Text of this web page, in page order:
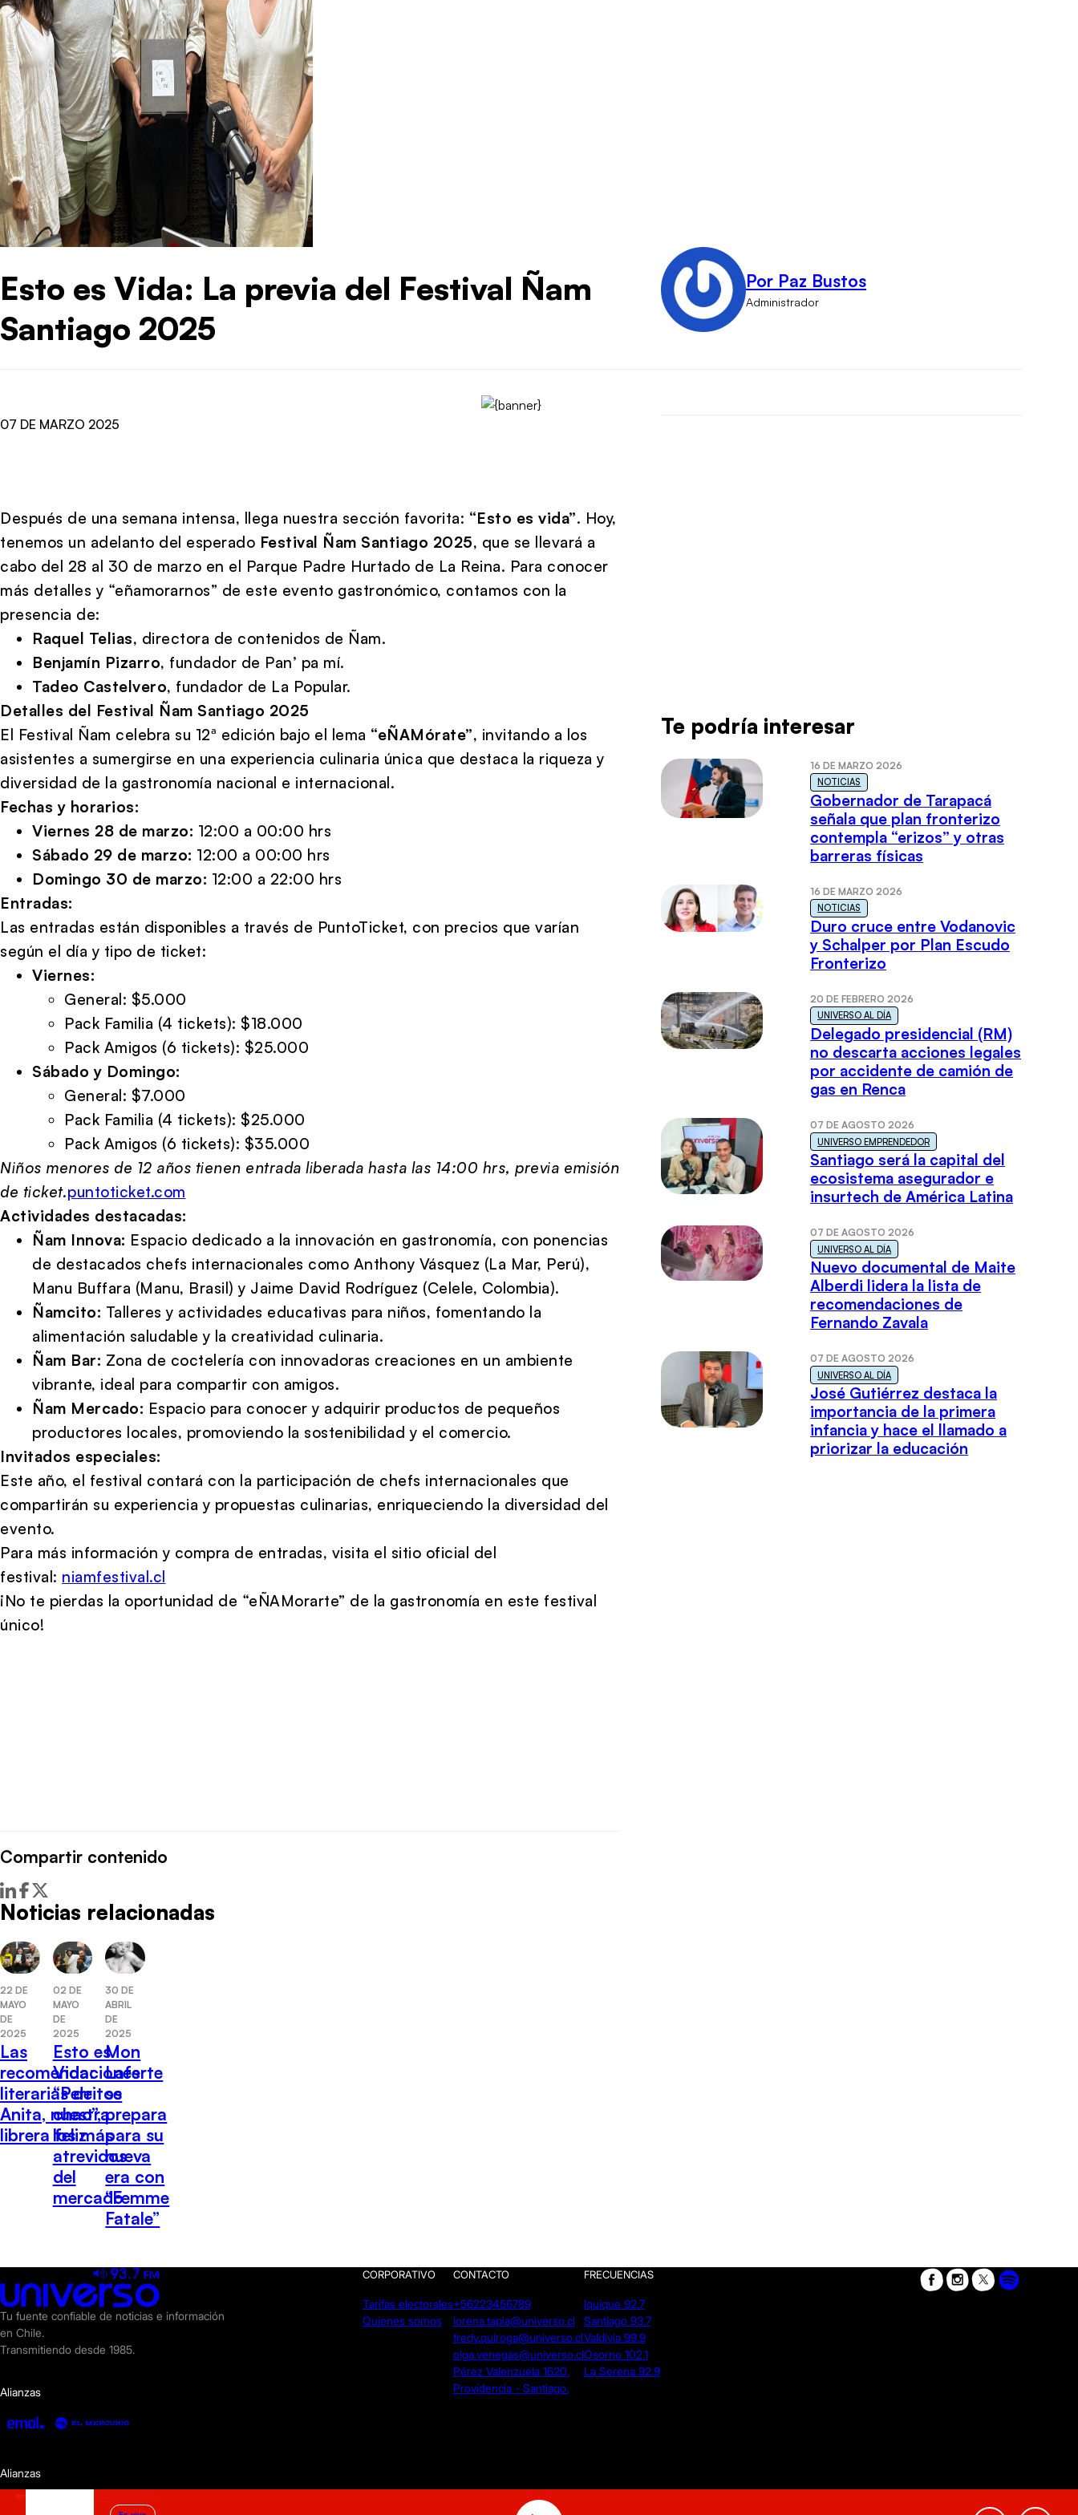
Esto es Vida: La previa del Festival Ñam
Santiago 2025
Por Paz Bustos
Administrador
07 DE MARZO 2025
Después de una semana intensa, llega nuestra sección favorita: “Esto es vida”. Hoy,
tenemos un adelanto del esperado Festival Ñam Santiago 2025, que se llevará a
cabo del 28 al 30 de marzo en el Parque Padre Hurtado de La Reina. Para conocer
más detalles y “eñamorarnos” de este evento gastronómico, contamos con la
presencia de:
Raquel Telias, directora de contenidos de Ñam.
Benjamín Pizarro, fundador de Pan’ pa mí.
Tadeo Castelvero, fundador de La Popular.
Detalles del Festival Ñam Santiago 2025
El Festival Ñam celebra su 12ª edición bajo el lema “eÑAMórate”, invitando a los
asistentes a sumergirse en una experiencia culinaria única que destaca la riqueza y
diversidad de la gastronomía nacional e internacional.
Fechas y horarios:
Viernes 28 de marzo: 12:00 a 00:00 hrs
Sábado 29 de marzo: 12:00 a 00:00 hrs
Domingo 30 de marzo: 12:00 a 22:00 hrs
Entradas:
Las entradas están disponibles a través de PuntoTicket, con precios que varían
según el día y tipo de ticket:
Viernes:
General: $5.000
Pack Familia (4 tickets): $18.000
Pack Amigos (6 tickets): $25.000
Sábado y Domingo:
General: $7.000
Pack Familia (4 tickets): $25.000
Pack Amigos (6 tickets): $35.000
Niños menores de 12 años tienen entrada liberada hasta las 14:00 hrs, previa emisión
de ticket.puntoticket.com
Actividades destacadas:
Ñam Innova: Espacio dedicado a la innovación en gastronomía, con ponencias
de destacados chefs internacionales como Anthony Vásquez (La Mar, Perú),
Manu Buffara (Manu, Brasil) y Jaime David Rodríguez (Celele, Colombia).
Ñamcito: Talleres y actividades educativas para niños, fomentando la
alimentación saludable y la creatividad culinaria.
Ñam Bar: Zona de coctelería con innovadoras creaciones en un ambiente
vibrante, ideal para compartir con amigos.
Ñam Mercado: Espacio para conocer y adquirir productos de pequeños
productores locales, promoviendo la sostenibilidad y el comercio.
Invitados especiales:
Este año, el festival contará con la participación de chefs internacionales que
compartirán su experiencia y propuestas culinarias, enriqueciendo la diversidad del
evento.
Para más información y compra de entradas, visita el sitio oficial del
festival: niamfestival.cl
¡No te pierdas la oportunidad de “eÑAMorarte” de la gastronomía en este festival
único!
Compartir contenido
Noticias relacionadas
22 DE
MAYO
DE
2025
Las
recomendaciones
literarias de
Anita, nuestra
librera feliz
02 DE
MAYO
DE
2025
Esto es
Vida:
“Perritos
chao”,
los más
atrevidos
del
mercado
30 DE
ABRIL
DE
2025
Mon
Laferte
se
prepara
para su
nueva
era con
“Femme
Fatale”
Te podría interesar
16 DE MARZO 2026
NOTICIAS
Gobernador de Tarapacá
señala que plan fronterizo
contempla “erizos” y otras
barreras físicas
16 DE MARZO 2026
NOTICIAS
Duro cruce entre Vodanovic
y Schalper por Plan Escudo
Fronterizo
20 DE FEBRERO 2026
UNIVERSO AL DÍA
Delegado presidencial (RM)
no descarta acciones legales
por accidente de camión de
gas en Renca
07 DE AGOSTO 2026
UNIVERSO EMPRENDEDOR
Santiago será la capital del
ecosistema asegurador e
insurtech de América Latina
07 DE AGOSTO 2026
UNIVERSO AL DÍA
Nuevo documental de Maite
Alberdi lidera la lista de
recomendaciones de
Fernando Zavala
07 DE AGOSTO 2026
UNIVERSO AL DÍA
José Gutiérrez destaca la
importancia de la primera
infancia y hace el llamado a
priorizar la educación
Tu fuente confiable de noticias e información
en Chile.
Transmitiendo desde 1985.
Alianzas
CORPORATIVO
Tarifas electorales
Quienes somos
CONTACTO
+56223456789
lorena.tapia@universo.cl
fredy.quiroga@universo.cl
olga.venegas@universo.cl
Pérez Valenzuela 1620.
Providencia - Santiago.
FRECUENCIAS
Iquique 92.7
Santiago 93.7
Valdivia 99.9
Osorno 102.1
La Serena 92.9
Alianzas